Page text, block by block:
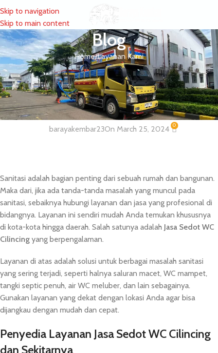
Skip to navigation
Skip to main content
MENU
Blog
Home Layanan Kami
LAYANAN KAMI
Layanan Sedot WC dan Tinja
Wilayah Cilincing dan Sekitarnya
barayakembar23On March 25, 2024 0
Sanitasi adalah bagian penting dari sebuah rumah dan bangunan.
Maka dari, jika ada tanda-tanda masalah yang muncul pada
sanitasi, sebaiknya hubungi layanan dan jasa yang profesional di
bidangnya. Layanan ini sendiri mudah Anda temukan khususnya
di kota-kota hingga daerah. Salah satunya adalah Jasa Sedot WC
Cilincing yang berpengalaman.
Layanan di atas adalah solusi untuk berbagai masalah sanitasi
yang sering terjadi, seperti halnya saluran macet, WC mampet,
tangki septic penuh, air WC meluber, dan lain sebagainya.
Gunakan layanan yang dekat dengan lokasi Anda agar bisa
dijangkau dengan mudah dan cepat.
Penyedia Layanan Jasa Sedot WC Cilincing
dan Sekitarnya